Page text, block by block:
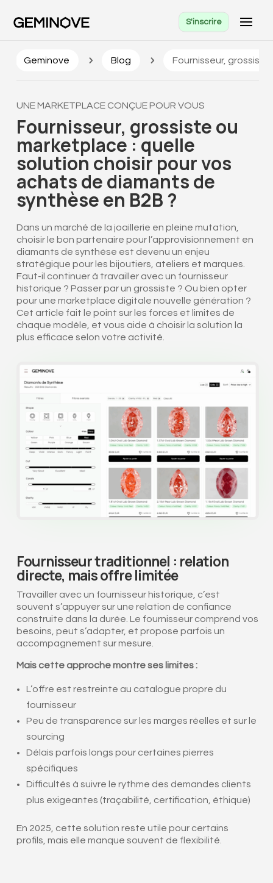
S'inscrire
‎ ‎Geminove 5 Blog 5 Fournisseur,
UNE MARKETPLACE CONÇUE POUR VOUS
Fournisseur, grossiste ou
marketplace : quelle
solution choisir pour vos
achats de diamants de
synthèse en B2B ?
Dans un marché de la joaillerie en pleine mutation,
choisir le bon partenaire pour l’approvisionnement en
diamants de synthèse est devenu un enjeu
stratégique pour les bijoutiers, ateliers et marques.
Faut-il continuer à travailler avec un fournisseur
historique ? Passer par un grossiste ? Ou bien opter
pour une marketplace digitale nouvelle génération ?
Cet article fait le point sur les forces et limites de
chaque modèle, et vous aide à choisir la solution la
plus efficace selon votre activité.
Fournisseur traditionnel : relation
directe, mais offre limitée
Travailler avec un fournisseur historique, c’est
souvent s’appuyer sur une relation de confiance
construite dans la durée. Le fournisseur comprend vos
besoins, peut s’adapter, et propose parfois un
accompagnement sur mesure.
Mais cette approche montre ses limites :
L’offre est restreinte au catalogue propre du
fournisseur
Peu de transparence sur les marges réelles et sur le
sourcing
Délais parfois longs pour certaines pierres
spécifiques
Difficultés à suivre le rythme des demandes clients
plus exigeantes (traçabilité, certification, éthique)
En 2025, cette solution reste utile pour certains
profils, mais elle manque souvent de flexibilité.